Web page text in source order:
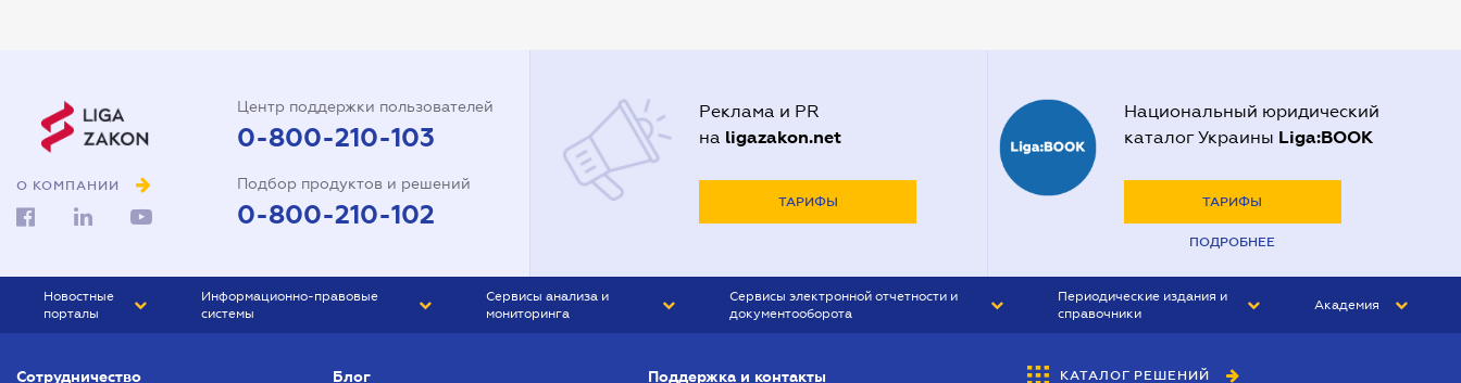
представление интересов в
суде
Доверенность на регистрацию
юридического лица
Договор аренды квартиры
Адвокаты в Полтаве
Адвокаты в Харькове
О КОМПАНИИ
Центр поддержки пользователей
0-800-210-103
Подбор продуктов и решений
0-800-210-102
Реклама и PR
на ligazakon.net
ТАРИФЫ
Национальный юридический
каталог Украины Liga:BOOK
ТАРИФЫ
ПОДРОБНЕЕ
Новостные
порталы
Информационно-правовые
системы
Сервисы анализа и
мониторинга
Сервисы электронной отчетности и
документооборота
Периодические издания и
справочники
Академия
Сотрудничество Блог Поддержка и контакты КАТАЛОГ РЕШЕНИЙ